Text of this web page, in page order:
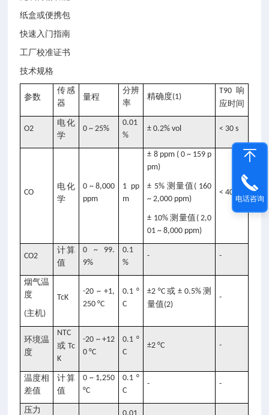
纸盒或便携包
快速入门指南
工厂校准证书
技术规格
参数
传感
器
量程
分辨
率
精确度(1)
T90响
应时间
O2
电化
学
0 ~ 25%
0.01
%
± 0.2% vol < 30 s
CO
电化
学
0 ~ 8,000
ppm
1 pp
m
± 8 ppm ( 0 ~ 159 p
pm)
± 5% 测量值 ( 160
~ 2,000 ppm)
± 10%测量值 ( 2,0
01 ~ 8,000 ppm)
< 40 s
CO2
计算
值
0 ~ 99.
9%
0.1
%
- -
烟气温
度
(主机)
TcK
-20 ~ +1,
250 °C
0.1 °
C
±2 °C或 ± 0.5%测
量值(2)
-
环境温
度
NTC
或 Tc
K
-20 ~ +12
0 °C
0.1 °
C
±2 °C -
温度相
差值
计算
值
0 ~ 1,250
°C
0.1 °
C
- -
压力
电话咨询